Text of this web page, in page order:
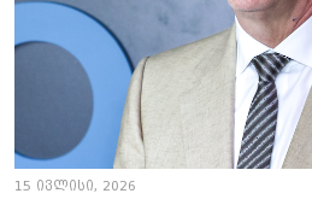
15 ივლისი, 2026